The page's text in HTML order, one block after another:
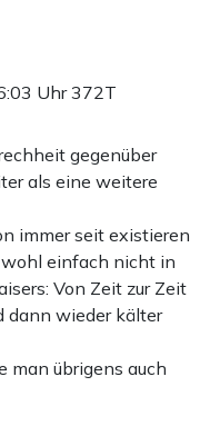
Uhr372T
gegenüber
als eine weitere
immer seit existieren
einfach nicht in
Von Zeit zur Zeit
dann wieder kälter
man übrigens auch